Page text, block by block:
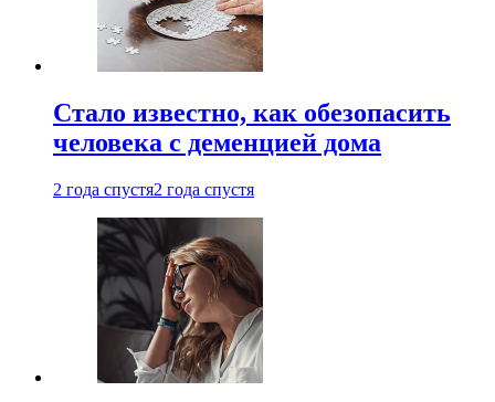
Стало известно, как обезопасить
человека с деменцией дома
2 года спустя2 года спустя